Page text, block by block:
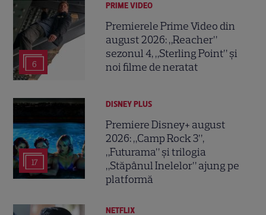
6
PRIME VIDEO
Premierele Prime Video din
august 2026: „Reacher”
sezonul 4, „Sterling Point” și
noi filme de neratat
17
DISNEY PLUS
Premiere Disney+ august
2026: „Camp Rock 3”,
„Futurama” și trilogia
„Stăpânul Inelelor” ajung pe
platformă
NETFLIX